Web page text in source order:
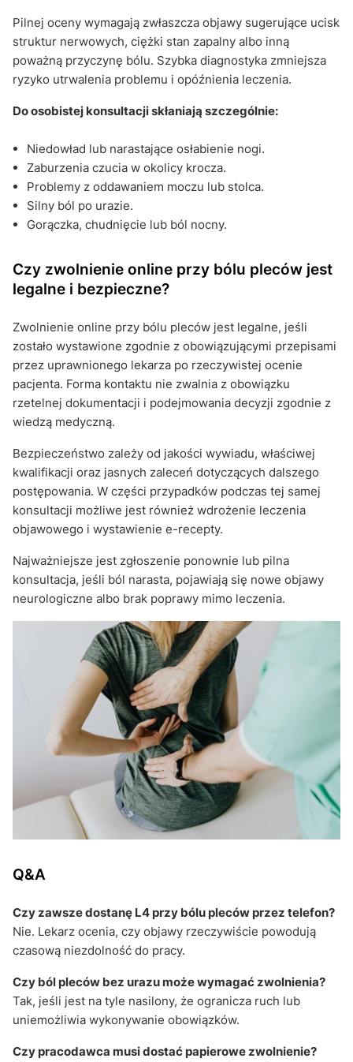
Pilnej oceny wymagają zwłaszcza objawy sugerujące ucisk
struktur nerwowych, ciężki stan zapalny albo inną
poważną przyczynę bólu. Szybka diagnostyka zmniejsza
ryzyko utrwalenia problemu i opóźnienia leczenia.
Do osobistej konsultacji skłaniają szczególnie:
Niedowład lub narastające osłabienie nogi.
Zaburzenia czucia w okolicy krocza.
Problemy z oddawaniem moczu lub stolca.
Silny ból po urazie.
Gorączka, chudnięcie lub ból nocny.
Czy zwolnienie online przy bólu pleców jest
legalne i bezpieczne?
Zwolnienie online przy bólu pleców jest legalne, jeśli
zostało wystawione zgodnie z obowiązującymi przepisami
przez uprawnionego lekarza po rzeczywistej ocenie
pacjenta. Forma kontaktu nie zwalnia z obowiązku
rzetelnej dokumentacji i podejmowania decyzji zgodnie z
wiedzą medyczną.
Bezpieczeństwo zależy od jakości wywiadu, właściwej
kwalifikacji oraz jasnych zaleceń dotyczących dalszego
postępowania. W części przypadków podczas tej samej
konsultacji możliwe jest również wdrożenie leczenia
objawowego i wystawienie e-recepty.
Najważniejsze jest zgłoszenie ponownie lub pilna
konsultacja, jeśli ból narasta, pojawiają się nowe objawy
neurologiczne albo brak poprawy mimo leczenia.
Q&A
Czy zawsze dostanę L4 przy bólu pleców przez telefon?
Nie. Lekarz ocenia, czy objawy rzeczywiście powodują
czasową niezdolność do pracy.
Czy ból pleców bez urazu może wymagać zwolnienia?
Tak, jeśli jest na tyle nasilony, że ogranicza ruch lub
uniemożliwia wykonywanie obowiązków.
Czy pracodawca musi dostać papierowe zwolnienie?